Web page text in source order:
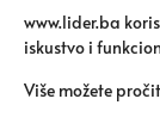
www.lider.ba
iskustvo i
Više možete
Besplatne usluge
Platforma Pravi
Pitaj agronoma